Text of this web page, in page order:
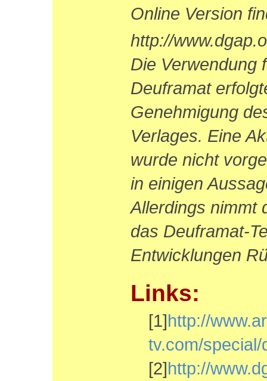
Online Version
http://
Die Verwendung
Deuframat
Genehmigung
Verlages. Eine
wurde nicht
in einigen
Allerdings nimmt
das Deuframat-
Entwicklungen
Links:
[1]http://
tv.com/
[2]http://